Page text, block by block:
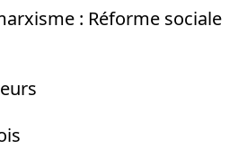
: Réforme sociale